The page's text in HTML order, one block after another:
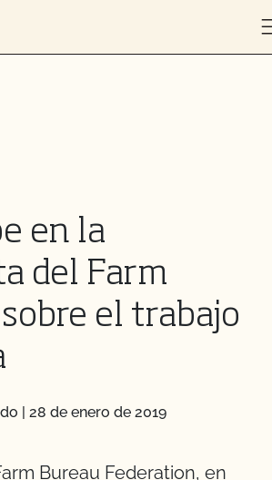
en la
del Farm
el trabajo
| 28 de enero de 2019
Bureau Federation, en